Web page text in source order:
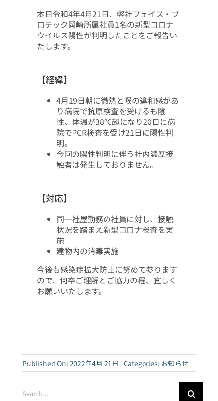
本日令和4年4月21日、弊社フェイス・プ
ロテック岡崎所属社員1名の新型コロナ
ウイルス陽性が判明したことをご報告い
たします。
【経緯】
4月19日朝に微熱と喉の違和感があ
り病院で抗原検査を受けるも陰
性、体温が38℃超になり20日に病
院でPCR検査を受け21日に陽性判
明。
今回の陽性判明に伴う社内濃厚接
触者は発生しておりません。
【対応】
同一社屋勤務の社員に対し、接触
状況を踏まえ新型コロナ検査を実
施
建物内の消毒実施
今後も感染症拡大防止に努めて参ります
ので、何卒ご理解とご協力の程、宜しく
お願いいたします。
Published On: 2022年4月 21日 Categories: お知らせ